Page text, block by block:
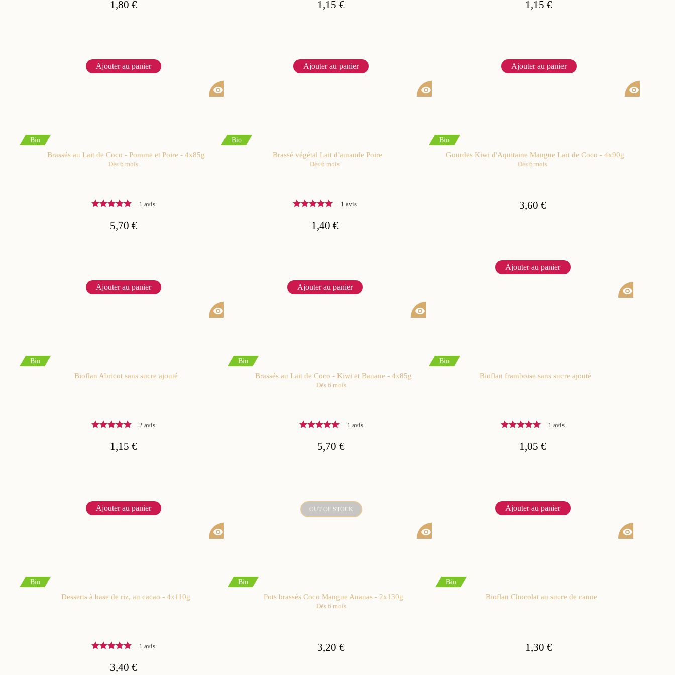
1,80 €
Ajouter au panier
visibility
1,15 €
Ajouter au panier
visibility
1,15 €
Ajouter au panier
visibility
Bio
Brassés au Lait de Coco - Pomme et Poire - 4x85g
Dès 6 mois
1 avis
5,70 €
Ajouter au panier
visibility
Bio
Brassé végétal Lait d'amande Poire
Dès 6 mois
1 avis
1,40 €
Ajouter au panier
visibility
Bio
Gourdes Kiwi d'Aquitaine Mangue Lait de Coco - 4x90g
Dès 6 mois
3,60 €
Ajouter au panier
visibility
Bio
Bioflan Abricot sans sucre ajouté
2 avis
1,15 €
Ajouter au panier
visibility
Bio
Brassés au Lait de Coco - Kiwi et Banane - 4x85g
Dès 6 mois
1 avis
5,70 €
OUT OF STOCK
visibility
Bio
Bioflan framboise sans sucre ajouté
1 avis
1,05 €
Ajouter au panier
visibility
Bio
Desserts à base de riz, au cacao - 4x110g
1 avis
3,40 €
Bio
Pots brassés Coco Mangue Ananas - 2x130g
Dès 6 mois
3,20 €
Bio
Bioflan Chocolat au sucre de canne
1,30 €